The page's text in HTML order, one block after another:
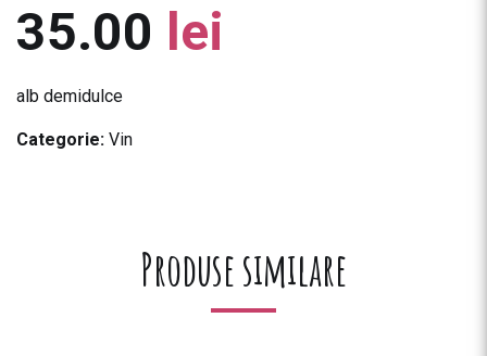
35.00 lei
alb demidulce
Categorie: Vin
Produse similare